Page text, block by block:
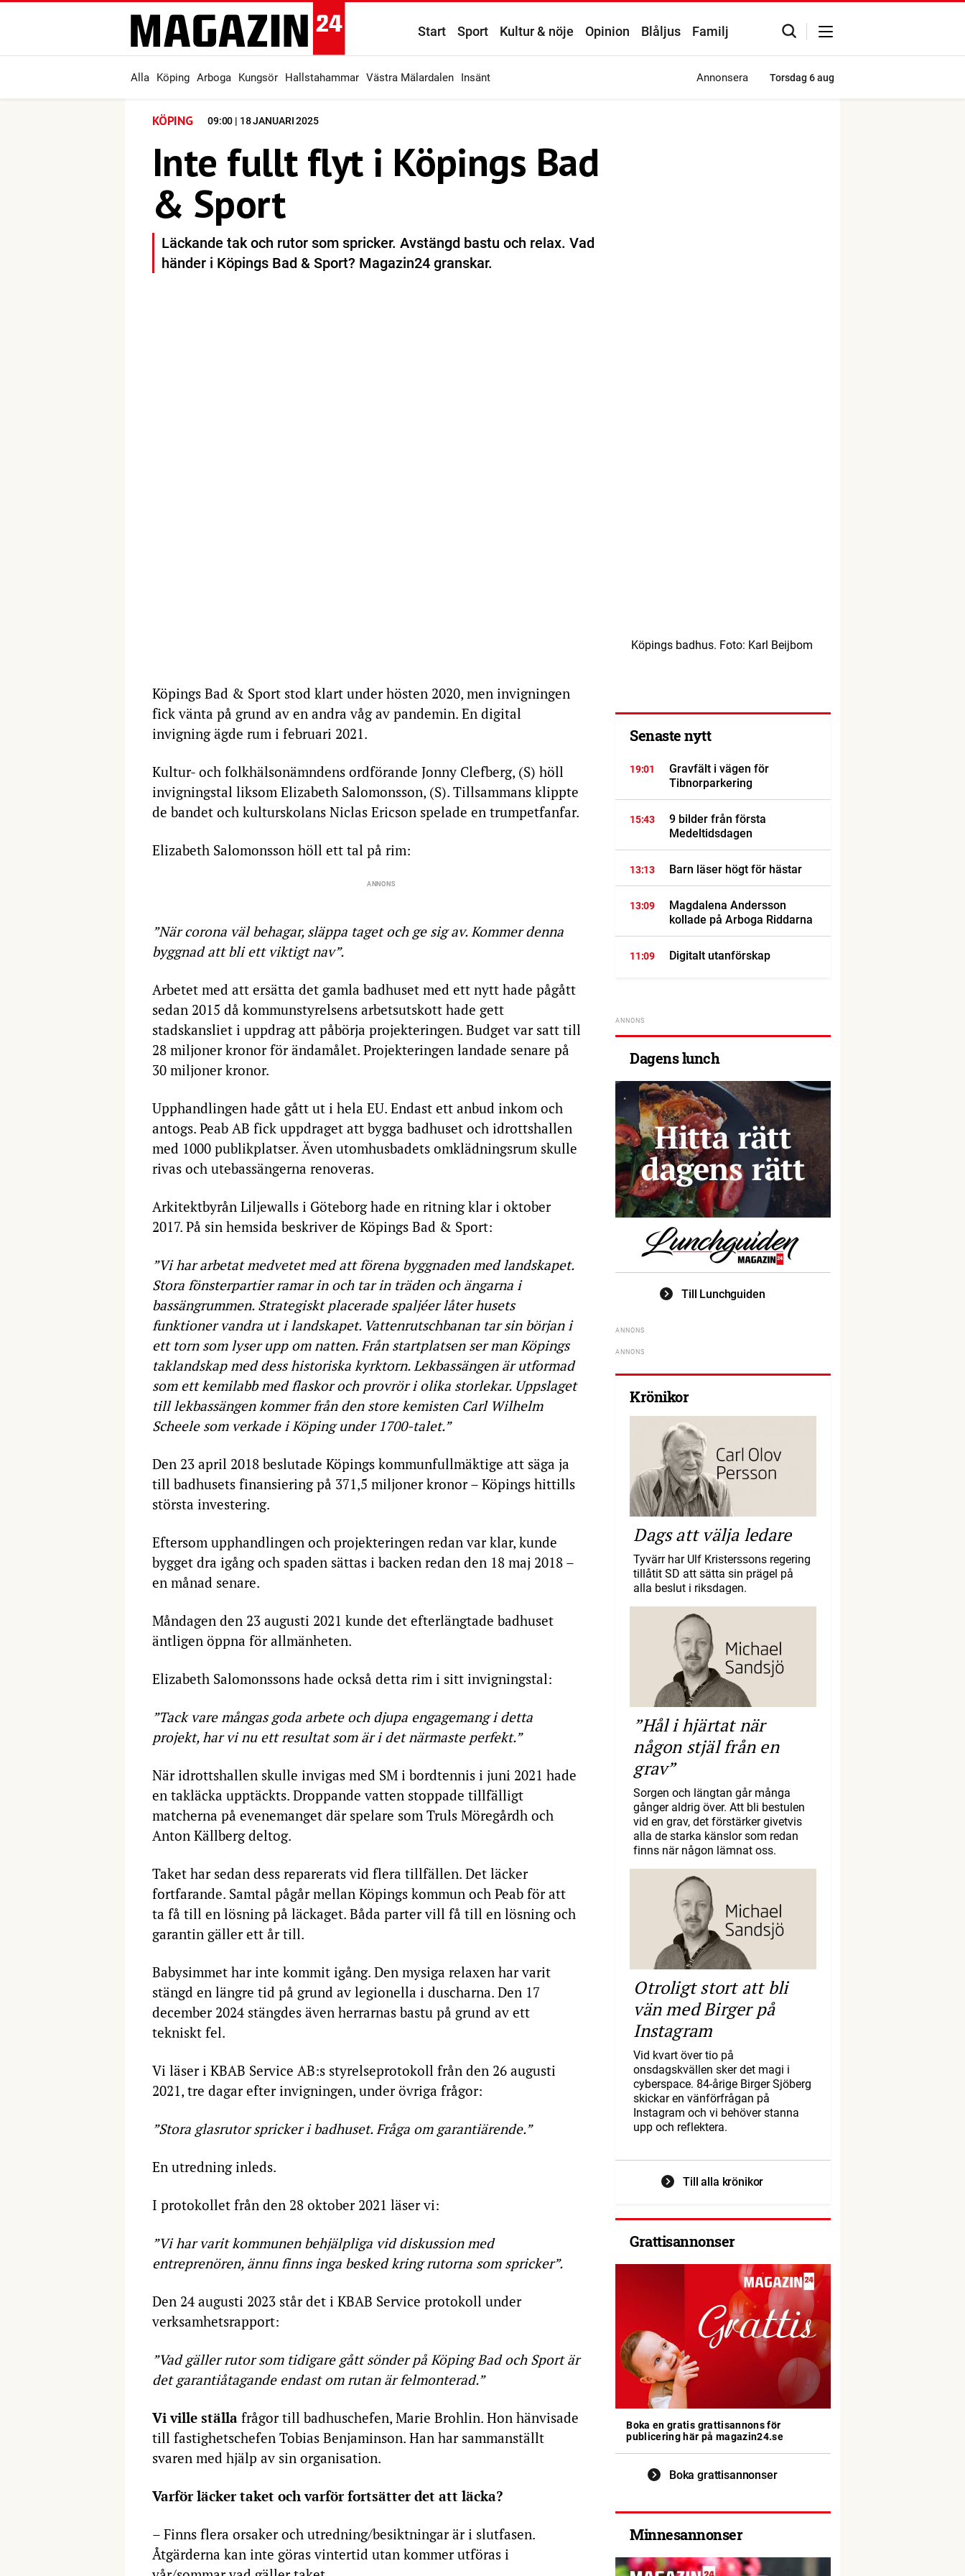
Start Sport Kultur & nöje Opinion Blåljus Familj
Alla Köping Arboga Kungsör Hallstahammar Västra Mälardalen Insänt Annonsera Torsdag 6 aug
KÖPING 09:00 | 18 JANUARI 2025
Inte fullt flyt i Köpings Bad
& Sport
Läckande tak och rutor som spricker. Avstängd bastu och relax. Vad
händer i Köpings Bad & Sport? Magazin24 granskar.
Köpings badhus. Foto: Karl Beijbom
Köpings Bad & Sport stod klart under hösten 2020, men invigningen
fick vänta på grund av en andra våg av pandemin. En digital
invigning ägde rum i februari 2021.
Kultur- och folkhälsonämndens ordförande Jonny Clefberg, (S) höll
invigningstal liksom Elizabeth Salomonsson, (S). Tillsammans klippte
de bandet och kulturskolans Niclas Ericson spelade en trumpetfanfar.
Elizabeth Salomonsson höll ett tal på rim:
”När corona väl behagar, släppa taget och ge sig av. Kommer denna
byggnad att bli ett viktigt nav”.
Arbetet med att ersätta det gamla badhuset med ett nytt hade pågått
sedan 2015 då kommunstyrelsens arbetsutskott hade gett
stadskansliet i uppdrag att påbörja projekteringen. Budget var satt till
28 miljoner kronor för ändamålet. Projekteringen landade senare på
30 miljoner kronor.
Upphandlingen hade gått ut i hela EU. Endast ett anbud inkom och
antogs. Peab AB fick uppdraget att bygga badhuset och idrottshallen
med 1000 publikplatser. Även utomhusbadets omklädningsrum skulle
rivas och utebassängerna renoveras.
Arkitektbyrån Liljewalls i Göteborg hade en ritning klar i oktober
2017. På sin hemsida beskriver de Köpings Bad & Sport:
”Vi har arbetat medvetet med att förena byggnaden med landskapet.
Stora fönsterpartier ramar in och tar in träden och ängarna i
bassängrummen. Strategiskt placerade spaljéer låter husets
funktioner vandra ut i landskapet. Vattenrutschbanan tar sin början i
ett torn som lyser upp om natten. Från startplatsen ser man Köpings
taklandskap med dess historiska kyrktorn. Lekbassängen är utformad
som ett kemilabb med flaskor och provrör i olika storlekar. Uppslaget
till lekbassängen kommer från den store kemisten Carl Wilhelm
Scheele som verkade i Köping under 1700-talet.”
Den 23 april 2018 beslutade Köpings kommunfullmäktige att säga ja
till badhusets finansiering på 371,5 miljoner kronor – Köpings hittills
största investering.
Eftersom upphandlingen och projekteringen redan var klar, kunde
bygget dra igång och spaden sättas i backen redan den 18 maj 2018 –
en månad senare.
Måndagen den 23 augusti 2021 kunde det efterlängtade badhuset
äntligen öppna för allmänheten.
Elizabeth Salomonssons hade också detta rim i sitt invigningstal:
”Tack vare mångas goda arbete och djupa engagemang i detta
projekt, har vi nu ett resultat som är i det närmaste perfekt.”
När idrottshallen skulle invigas med SM i bordtennis i juni 2021 hade
en takläcka upptäckts. Droppande vatten stoppade tillfälligt
matcherna på evenemanget där spelare som Truls Möregårdh och
Anton Källberg deltog.
Taket har sedan dess reparerats vid flera tillfällen. Det läcker
fortfarande. Samtal pågår mellan Köpings kommun och Peab för att
ta få till en lösning på läckaget. Båda parter vill få till en lösning och
garantin gäller ett år till.
Babysimmet har inte kommit igång. Den mysiga relaxen har varit
stängd en längre tid på grund av legionella i duscharna. Den 17
december 2024 stängdes även herrarnas bastu på grund av ett
tekniskt fel.
Vi läser i KBAB Service AB:s styrelseprotokoll från den 26 augusti
2021, tre dagar efter invigningen, under övriga frågor:
”Stora glasrutor spricker i badhuset. Fråga om garantiärende.”
En utredning inleds.
I protokollet från den 28 oktober 2021 läser vi:
”Vi har varit kommunen behjälpliga vid diskussion med
entreprenören, ännu finns inga besked kring rutorna som spricker”.
Den 24 augusti 2023 står det i KBAB Service protokoll under
verksamhetsrapport:
”Vad gäller rutor som tidigare gått sönder på Köping Bad och Sport är
det garantiåtagande endast om rutan är felmonterad.”
Vi ville ställa frågor till badhuschefen, Marie Brohlin. Hon hänvisade
till fastighetschefen Tobias Benjaminson. Han har sammanställt
svaren med hjälp av sin organisation.
Varför läcker taket och varför fortsätter det att läcka?
– Finns flera orsaker och utredning/besiktningar är i slutfasen.
Åtgärderna kan inte göras vintertid utan kommer utföras i
Senaste nytt
19:01
Gravfält i vägen för
Tibnorparkering
15:43
9 bilder från första
Medeltidsdagen
13:13 Barn läser högt för hästar
13:09
Magdalena Andersson
kollade på Arboga Riddarna
11:09 Digitalt utanförskap
Dagens lunch
Till Lunchguiden
Krönikor
Dags att välja ledare
Tyvärr har Ulf Kristerssons regering
tillåtit SD att sätta sin prägel på
alla beslut i riksdagen.
”Hål i hjärtat när
någon stjäl från en
grav”
Sorgen och längtan går många
gånger aldrig över. Att bli bestulen
vid en grav, det förstärker givetvis
alla de starka känslor som redan
finns när någon lämnat oss.
Otroligt stort att bli
vän med Birger på
Instagram
Vid kvart över tio på
onsdagskvällen sker det magi i
cyberspace. 84-årige Birger Sjöberg
skickar en vänförfrågan på
Instagram och vi behöver stanna
upp och reflektera.
Till alla krönikor
Grattisannonser
Boka en gratis grattisannons för
publicering här på magazin24.se
Boka grattisannonser
Minnesannonser